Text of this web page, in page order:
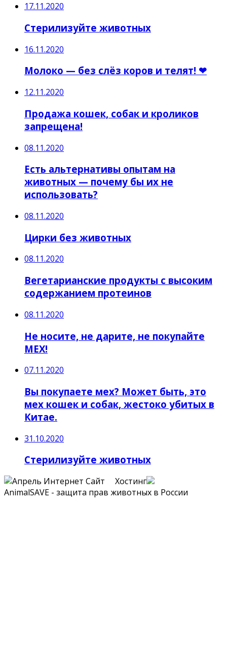
17.11.2020
Стерилизуйте животных
16.11.2020
Молоко — без слёз коров и телят! ❤
12.11.2020
Продажа кошек, собак и кроликов
запрещена!
08.11.2020
Есть альтернативы опытам на
животных — почему бы их не
использовать?
08.11.2020
Цирки без животных
08.11.2020
Вегетарианские продукты с высоким
содержанием протеинов
08.11.2020
Не носите, не дарите, не покупайте
МЕХ!
07.11.2020
Вы покупаете мех? Может быть, это
мех кошек и собак, жестоко убитых в
Китае.
31.10.2020
Стерилизуйте животных
Сайт Хостинг
AnimalSAVE - защита прав животных в России